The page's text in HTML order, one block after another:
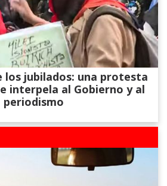
los jubilados: una protesta
interpela al Gobierno y al
periodismo